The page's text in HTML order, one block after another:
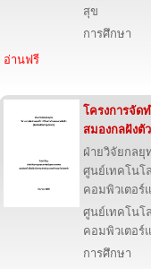
สุข
การศึกษา
อ่านฟรี
โครงการจัด
สมองกลฝังตัว
ฝ่ายวิจัยกล
ศูนย์เทคโนโ
คอมพิวเตอร์
ศูนย์เทคโนโ
คอมพิวเตอร์
การศึกษา